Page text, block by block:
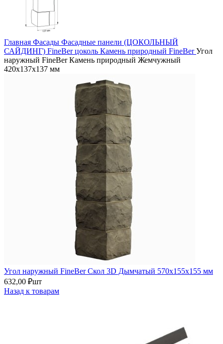
Главная Фасады Фасадные панели (ЦОКОЛЬНЫЙ
САЙДИНГ) FineBer цоколь Камень природный FineBerУгол
наружный FineBer Камень природный Жемчужный
420х137х137 мм
Угол наружный FineBer Скол 3D Дымчатый 570х155х155 мм
632,00 ₽шт
Назад к товарам